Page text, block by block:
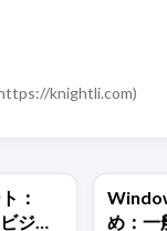
knightli.com)
：
ジョ
め：一